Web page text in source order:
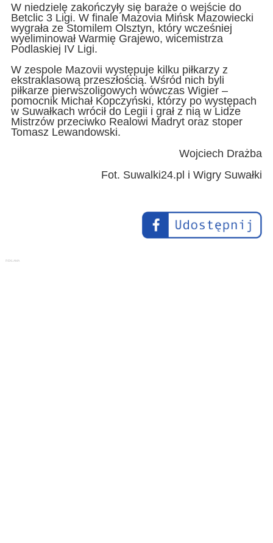
W niedzielę zakończyły się baraże o wejście do
Betclic 3 Ligi. W finale Mazovia Mińsk Mazowiecki
wygrała ze Stomilem Olsztyn, który wcześniej
wyeliminował Warmię Grajewo, wicemistrza
Podlaskiej IV Ligi.
W zespole Mazovii występuje kilku piłkarzy z
ekstraklasową przeszłością. Wśród nich byli
piłkarze pierwszoligowych wówczas Wigier –
pomocnik Michał Kopczyński, którzy po występach
w Suwałkach wrócił do Legii i grał z nią w Lidze
Mistrzów przeciwko Realowi Madryt oraz stoper
Tomasz Lewandowski.
Wojciech Drażba
Fot. Suwalki24.pl i Wigry Suwałki